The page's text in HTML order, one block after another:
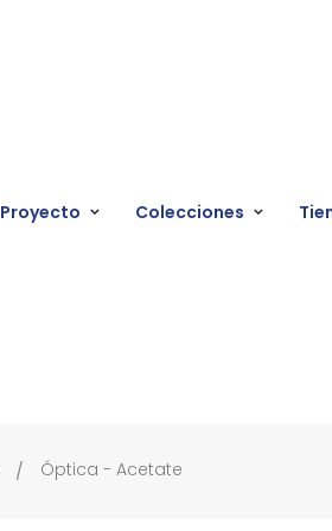
Proyecto Colecciones
Óptica - Acetate